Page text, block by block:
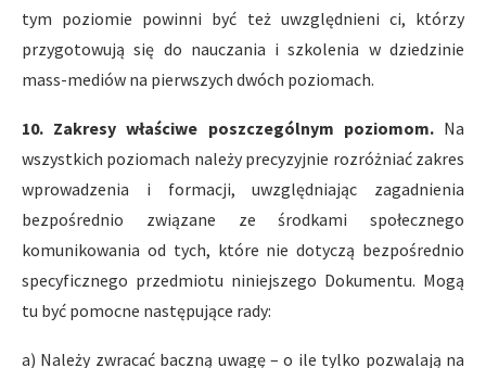
tym poziomie powinni być też uwzględnieni ci, którzy
przygotowują się do nauczania i szkolenia w dziedzinie
mass-mediów na pierwszych dwóch poziomach.
10. Zakresy właściwe poszczególnym poziomom.Na
wszystkich poziomach należy precyzyjnie rozróżniać zakres
wprowadzenia i formacji, uwzględniając zagadnienia
bezpośrednio związane ze środkami społecznego
komunikowania od tych, które nie dotyczą bezpośrednio
specyficznego przedmiotu niniejszego Dokumentu. Mogą
tu być pomocne następujące rady:
a) Należy zwracać baczną uwagę – o ile tylko pozwalają na